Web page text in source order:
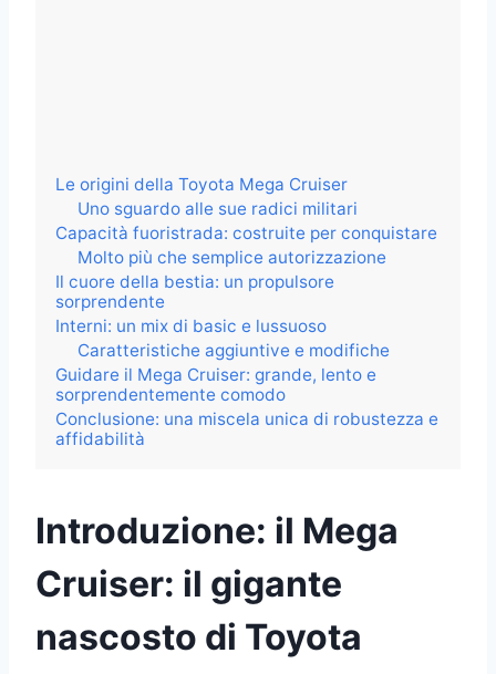
Le origini della Toyota Mega Cruiser
Uno sguardo alle sue radici militari
Capacità fuoristrada: costruite per conquistare
Molto più che semplice autorizzazione
Il cuore della bestia: un propulsore
sorprendente
Interni: un mix di basic e lussuoso
Caratteristiche aggiuntive e modifiche
Guidare il Mega Cruiser: grande, lento e
sorprendentemente comodo
Conclusione: una miscela unica di robustezza e
affidabilità
Introduzione: il Mega
Cruiser: il gigante
nascosto di Toyota